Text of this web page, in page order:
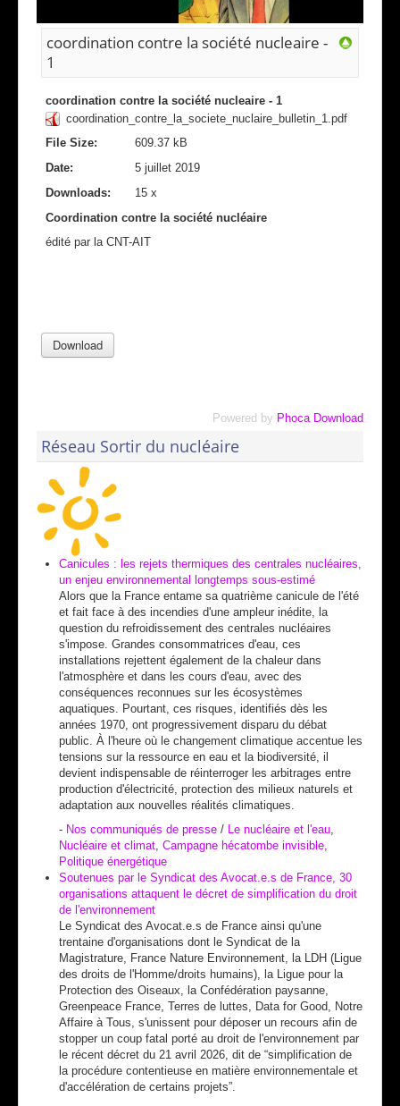
coordination contre la société nucleaire -
1
coordination contre la société nucleaire - 1
coordination_contre_la_societe_nuclaire_bulletin_1.pdf
File Size:
609.37 kB
Date:
5 juillet 2019
Downloads:
15 x
Coordination contre la société nucléaire
édité par la CNT-AIT
Powered by Phoca Download
Réseau Sortir du nucléaire
Canicules : les rejets thermiques des centrales nucléaires,
un enjeu environnemental longtemps sous-estimé
Alors que la France entame sa quatrième canicule de l'été
et fait face à des incendies d'une ampleur inédite, la
question du refroidissement des centrales nucléaires
s'impose. Grandes consommatrices d'eau, ces
installations rejettent également de la chaleur dans
l'atmosphère et dans les cours d'eau, avec des
conséquences reconnues sur les écosystèmes
aquatiques. Pourtant, ces risques, identifiés dès les
années 1970, ont progressivement disparu du débat
public. À l'heure où le changement climatique accentue les
tensions sur la ressource en eau et la biodiversité, il
devient indispensable de réinterroger les arbitrages entre
production d'électricité, protection des milieux naturels et
adaptation aux nouvelles réalités climatiques.
- Nos communiqués de presse / Le nucléaire et l'eau,
Nucléaire et climat, Campagne hécatombe invisible,
Politique énergétique
Soutenues par le Syndicat des Avocat.e.s de France, 30
organisations attaquent le décret de simplification du droit
de l'environnement
Le Syndicat des Avocat.e.s de France ainsi qu'une
trentaine d'organisations dont le Syndicat de la
Magistrature, France Nature Environnement, la LDH (Ligue
des droits de l'Homme/droits humains), la Ligue pour la
Protection des Oiseaux, la Confédération paysanne,
Greenpeace France, Terres de luttes, Data for Good, Notre
Affaire à Tous, s'unissent pour déposer un recours afin de
stopper un coup fatal porté au droit de l'environnement par
le récent décret du 21 avril 2026, dit de “simplification de
la procédure contentieuse en matière environnementale et
d'accélération de certains projets”.